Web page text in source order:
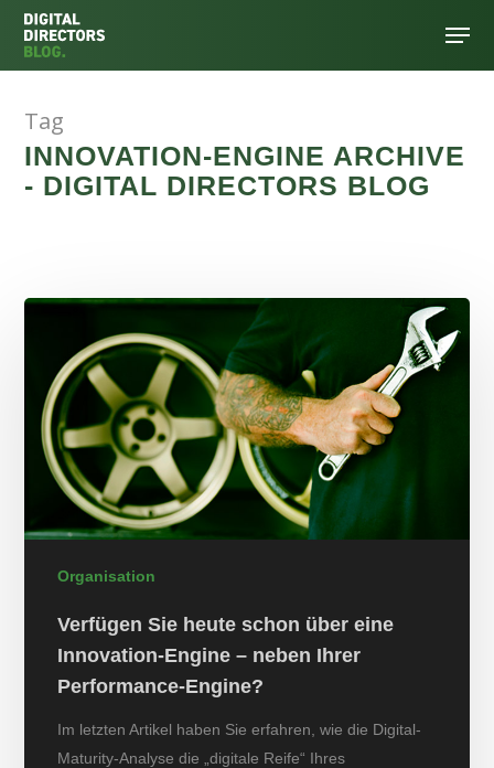
Hit enter to search or ESC to close
Tag
INNOVATION-ENGINE ARCHIVE
- DIGITAL DIRECTORS BLOG
Organisation
Verfügen Sie heute schon über eine
Innovation-Engine – neben Ihrer
Performance-Engine?
Im letzten Artikel haben Sie erfahren, wie die Digital-
Maturity-Analyse die „digitale Reife“ Ihres